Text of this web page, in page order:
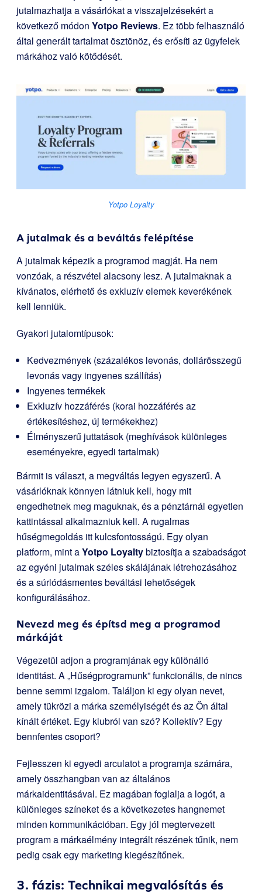
jutalmazhatja a vásárlókat a visszajelzésekért a
következő módon Yotpo Reviews. Ez több felhasználó
által generált tartalmat ösztönöz, és erősíti az ügyfelek
márkához való kötődését.
Yotpo Loyalty
A jutalmak és a beváltás felépítése
A jutalmak képezik a programod magját. Ha nem
vonzóak, a részvétel alacsony lesz. A jutalmaknak a
kívánatos, elérhető és exkluzív elemek keverékének
kell lenniük.
Gyakori jutalomtípusok:
Kedvezmények (százalékos levonás, dollárösszegű
levonás vagy ingyenes szállítás)
Ingyenes termékek
Exkluzív hozzáférés (korai hozzáférés az
értékesítéshez, új termékekhez)
Élményszerű juttatások (meghívások különleges
eseményekre, egyedi tartalmak)
Bármit is választ, a megváltás legyen egyszerű. A
vásárlóknak könnyen látniuk kell, hogy mit
engedhetnek meg maguknak, és a pénztárnál egyetlen
kattintással alkalmazniuk kell. A rugalmas
hűségmegoldás itt kulcsfontosságú. Egy olyan
platform, mint aYotpo Loyaltybiztosítja a szabadságot
az egyéni jutalmak széles skálájának létrehozásához
és a súrlódásmentes beváltási lehetőségek
konfigurálásához.
Nevezd meg és építsd meg a programod
márkáját
Végezetül adjon a programjának egy különálló
identitást. A „Hűségprogramunk” funkcionális, de nincs
benne semmi izgalom. Találjon ki egy olyan nevet,
amely tükrözi a márka személyiségét és az Ön által
kínált értéket. Egy klubról van szó? Kollektív? Egy
bennfentes csoport?
Fejlesszen ki egyedi arculatot a programja számára,
amely összhangban van az általános
márkaidentitásával. Ez magában foglalja a logót, a
különleges színeket és a következetes hangnemet
minden kommunikációban. Egy jól megtervezett
program a márkaélmény integrált részének tűnik, nem
pedig csak egy marketing kiegészítőnek.
3. fázis: Technikai megvalósítás és